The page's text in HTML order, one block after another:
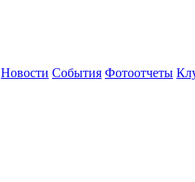
Новости События Фотоотчеты